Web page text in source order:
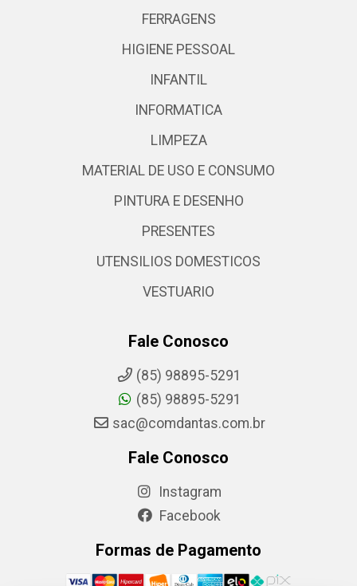
FERRAGENS
HIGIENE PESSOAL
INFANTIL
INFORMATICA
LIMPEZA
MATERIAL DE USO E CONSUMO
PINTURA E DESENHO
PRESENTES
UTENSILIOS DOMESTICOS
VESTUARIO
Fale Conosco
(85) 98895-5291
(85) 98895-5291
sac@comdantas.com.br
Fale Conosco
Instagram
Facebook
Formas de Pagamento